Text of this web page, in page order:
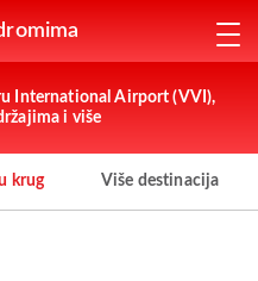
International Airport (VVI),
i više
krug Više destinacija